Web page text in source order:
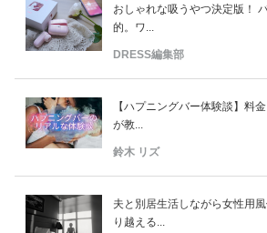
おしゃれな吸うやつ決定版！
的。ワ...
DRESS編集部
【ハプニングバー体験談】料
が教...
鈴木 リズ
夫と別居生活しながら女性用
り越える...